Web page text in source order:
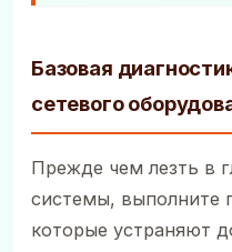
Базовая
сетевого
Прежде чем лезть в
системы, выполните
которые устраняют